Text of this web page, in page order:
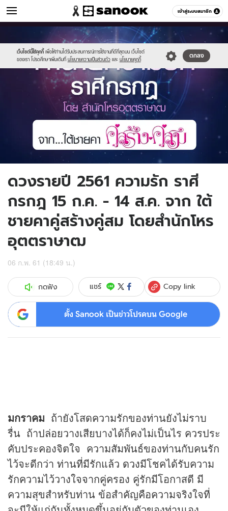
เข้าสู่ระบบสมาชิก
ดูดวง หมวดอื่นๆ
เว็บไซต์นี้ใช้คุกกี้ เพื่อให้ท่านได้รับประสบการณ์การใช้งานที่ดีที่สุดบน เว็บไซต์
ของเรา โปรดศึกษาเพิ่มเติมที่ นโยบายความเป็นส่วนตัว และ นโยบายคุกกี้
ตกลง
//s.isanook.com/sr/0/images/logo-
new-
sanook.png
//s.isanook.com/ho/0/ud/26/132333/04_cancer_love_uttrasat.jpg
ดวงรายปี 2561 ความรัก ราศี
กรกฎ 15 ก.ค. - 14 ส.ค. จาก ใต้
ชายคาคู่สร้างคู่สม โดยสำนักโหร
อุตตราษาฒ
06 ก.พ. 61 (18:49 น.)
กดฟัง แชร์ Copy link
ตั้ง Sanook เป็นข่าวโปรดบน Google
มกราคม ถ้ายังโสดความรักของท่านยังไม่ราบ
รื่น ถ้าปล่อยวางเสียบางได้ก็คงไม่เป็นไร ควรประ
คับประคองจิตใจ ความสัมพันธ์ของท่านกับคนรัก
ไว้จะดีกว่า ท่านที่มีรักแล้ว ดวงมีโชคได้รับความ
รักความไว้วางใจจากคู่ครอง คู่รักมีโอกาสดี มี
ความสุขสำหรับท่าน ข้อสำคัญคือความจริงใจที่